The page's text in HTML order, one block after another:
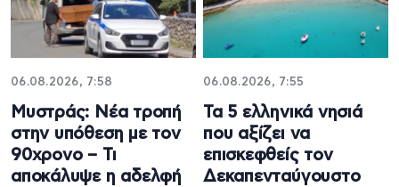
06.08.2026, 7:58
Μυστράς: Νέα τροπή
στην υπόθεση με τον
90χρονο – Τι
αποκάλυψε η αδελφή
06.08.2026, 7:55
Τα 5 ελληνικά νησιά
που αξίζει να
επισκεφθείς τον
Δεκαπενταύγουστο